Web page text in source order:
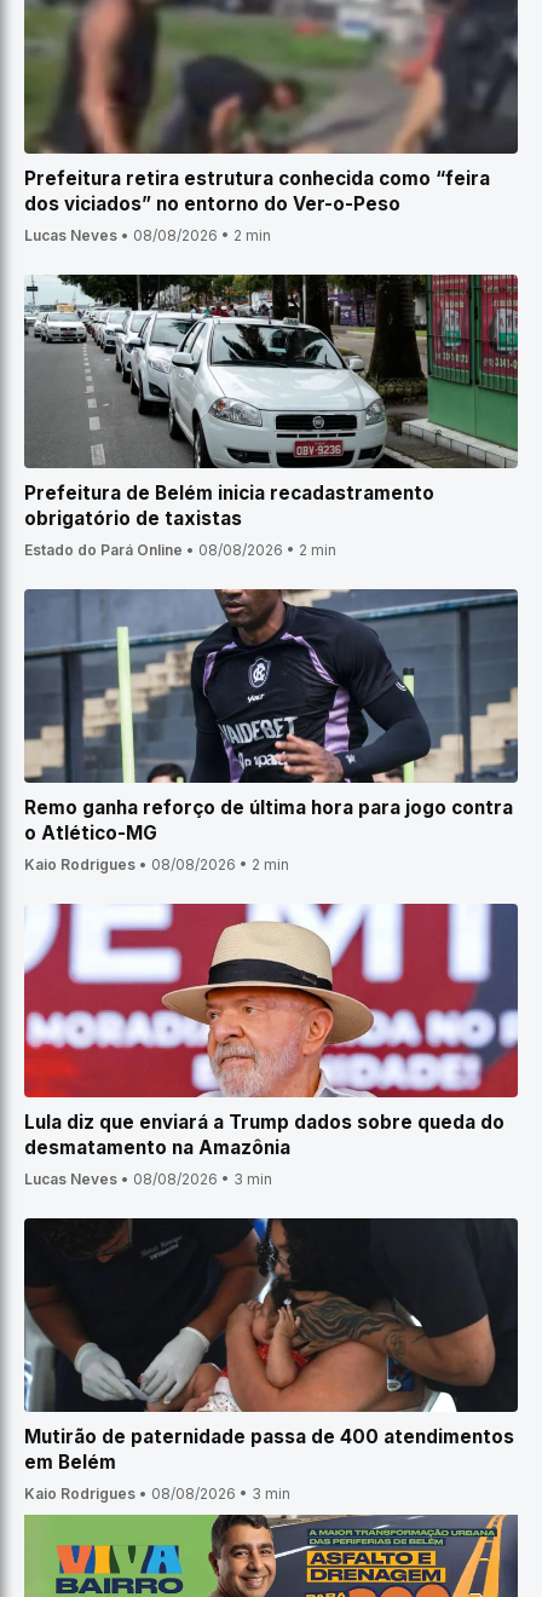
Prefeitura retira estrutura conhecida como “feira
dos viciados” no entorno do Ver-o-Peso
Lucas Neves • 08/08/2026 • 2 min
Prefeitura de Belém inicia recadastramento
obrigatório de taxistas
Estado do Pará Online • 08/08/2026 • 2 min
Remo ganha reforço de última hora para jogo contra
o Atlético-MG
Kaio Rodrigues • 08/08/2026 • 2 min
Lula diz que enviará a Trump dados sobre queda do
desmatamento na Amazônia
Lucas Neves • 08/08/2026 • 3 min
Mutirão de paternidade passa de 400 atendimentos
em Belém
Kaio Rodrigues • 08/08/2026 • 3 min